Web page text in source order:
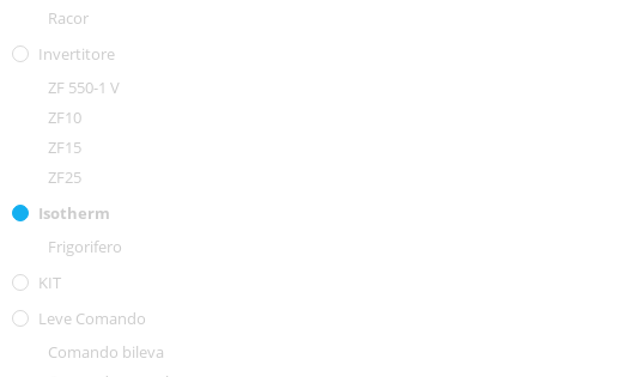
Racor
Invertitore
ZF 550-1 V
ZF10
ZF15
ZF25
Isotherm
Frigorifero
KIT
Leve Comando
Comando bileva